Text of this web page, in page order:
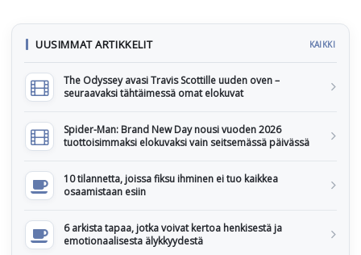
UUSIMMAT ARTIKKELIT KAIKKI
The Odyssey avasi Travis Scottille uuden oven –
seuraavaksi tähtäimessä omat elokuvat
Spider-Man: Brand New Day nousi vuoden 2026
tuottoisimmaksi elokuvaksi vain seitsemässä päivässä
10 tilannetta, joissa fiksu ihminen ei tuo kaikkea
osaamistaan esiin
6 arkista tapaa, jotka voivat kertoa henkisestä ja
emotionaalisesta älykkyydestä